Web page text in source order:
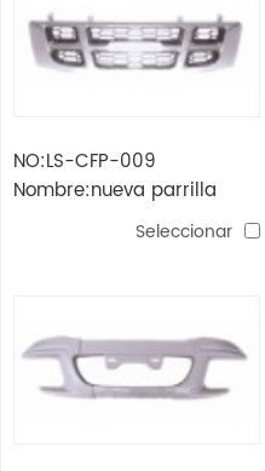
NO:LS-CFP-009
Nombre:nueva parrilla
Seleccionar